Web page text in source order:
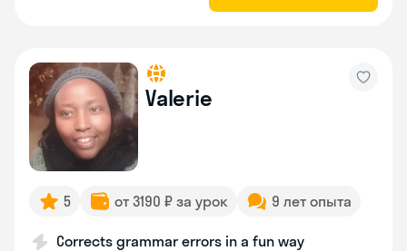
Valerie
5 от 3190 ₽ за урок 9 лет опыта
Corrects grammar errors in a fun way